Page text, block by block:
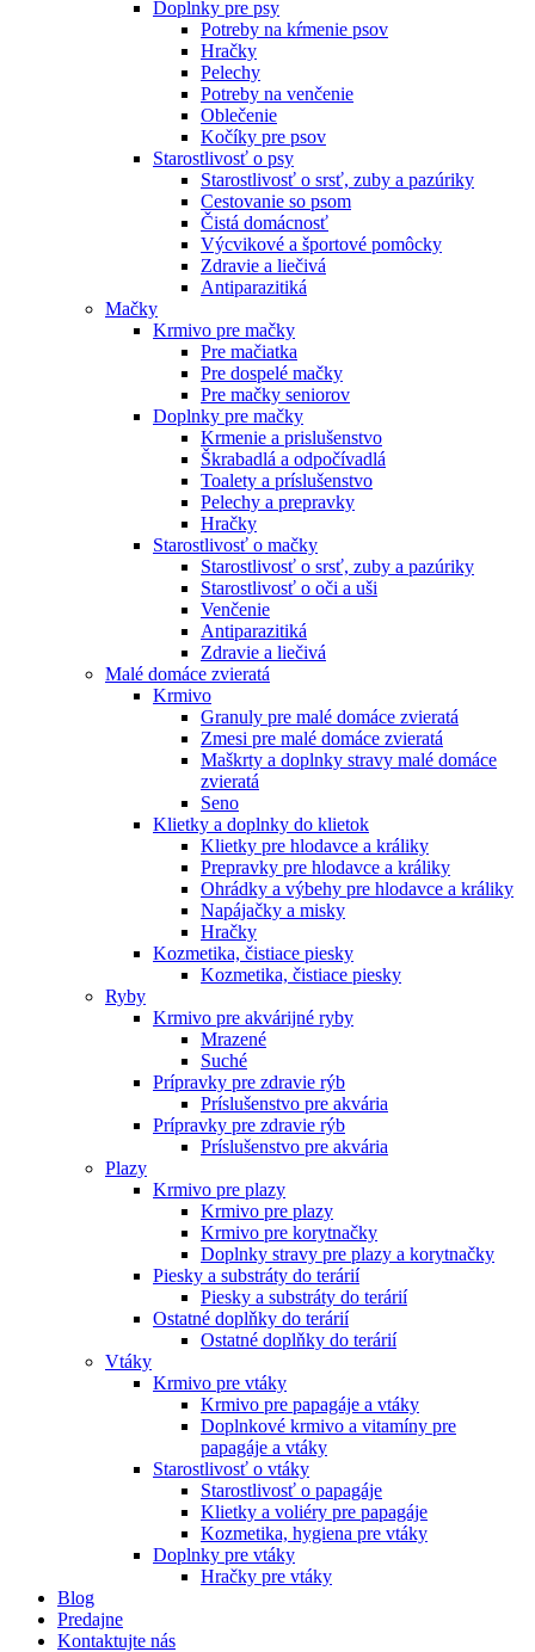
Doplnky pre psy
Potreby na kŕmenie psov
Hračky
Pelechy
Potreby na venčenie
Oblečenie
Kočíky pre psov
Starostlivosť o psy
Starostlivosť o srsť, zuby a pazúriky
Cestovanie so psom
Čistá domácnosť
Výcvikové a športové pomôcky
Zdravie a liečivá
Antiparazitiká
Mačky
Krmivo pre mačky
Pre mačiatka
Pre dospelé mačky
Pre mačky seniorov
Doplnky pre mačky
Krmenie a prislušenstvo
Škrabadlá a odpočívadlá
Toalety а príslušenstvo
Pelechy a prepravky
Hračky
Starostlivosť o mačky
Starostlivosť o srsť, zuby a pazúriky
Starostlivosť o oči a uši
Venčenie
Antiparazitiká
Zdravie a liečivá
Malé domáce zvieratá
Krmivo
Granuly pre malé domáce zvieratá
Zmesi pre malé domáce zvieratá
Maškrty a doplnky stravy malé domáce
zvieratá
Seno
Klietky a doplnky do klietok
Klietky pre hlodavce a králiky
Prepravky pre hlodavce a králiky
Ohrádky a výbehy pre hlodavce a králiky
Napájačky a misky
Hračky
Kozmetika, čistiace piesky
Kozmetika, čistiace piesky
Ryby
Krmivo pre akvárijné ryby
Mrazené
Suché
Prípravky pre zdravie rýb
Príslušenstvo pre akvária
Prípravky pre zdravie rýb
Príslušenstvo pre akvária
Plazy
Krmivo pre plazy
Krmivo pre plazy
Krmivo pre korytnačky
Doplnky stravy pre plazy a korytnačky
Piesky a substráty do terárií
Piesky a substráty do terárií
Ostatné doplňky do terárií
Ostatné doplňky do terárií
Vtáky
Krmivo pre vtáky
Krmivo pre papagáje a vtáky
Doplnkové krmivo a vitamíny pre
papagáje a vtáky
Starostlivosť o vtáky
Starostlivosť o papagáje
Klietky a voliéry pre papagáje
Kozmetika, hygiena pre vtáky
Doplnky pre vtáky
Hračky pre vtáky
Blog
Predajne
Kontaktujte nás